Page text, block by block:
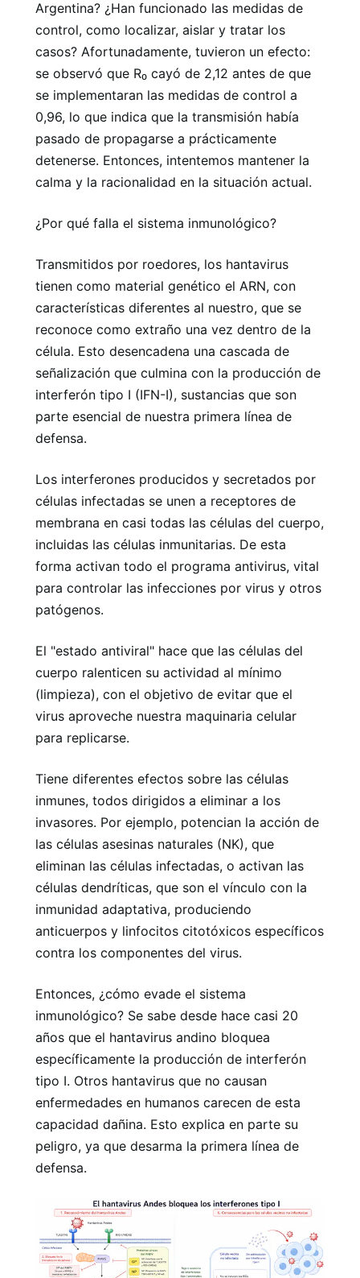
Argentina? ¿Han funcionado las medidas de
control, como localizar, aislar y tratar los
casos? Afortunadamente, tuvieron un efecto:
se observó que R₀ cayó de 2,12 antes de que
se implementaran las medidas de control a
0,96, lo que indica que la transmisión había
pasado de propagarse a prácticamente
detenerse. Entonces, intentemos mantener la
calma y la racionalidad en la situación actual.
¿Por qué falla el sistema inmunológico?
Transmitidos por roedores, los hantavirus
tienen como material genético el ARN, con
características diferentes al nuestro, que se
reconoce como extraño una vez dentro de la
célula. Esto desencadena una cascada de
señalización que culmina con la producción de
interferón tipo I (IFN-I), sustancias que son
parte esencial de nuestra primera línea de
defensa.
Los interferones producidos y secretados por
células infectadas se unen a receptores de
membrana en casi todas las células del cuerpo,
incluidas las células inmunitarias. De esta
forma activan todo el programa antivirus, vital
para controlar las infecciones por virus y otros
patógenos.
El "estado antiviral" hace que las células del
cuerpo ralenticen su actividad al mínimo
(limpieza), con el objetivo de evitar que el
virus aproveche nuestra maquinaria celular
para replicarse.
Tiene diferentes efectos sobre las células
inmunes, todos dirigidos a eliminar a los
invasores. Por ejemplo, potencian la acción de
las células asesinas naturales (NK), que
eliminan las células infectadas, o activan las
células dendríticas, que son el vínculo con la
inmunidad adaptativa, produciendo
anticuerpos y linfocitos citotóxicos específicos
contra los componentes del virus.
Entonces, ¿cómo evade el sistema
inmunológico? Se sabe desde hace casi 20
años que el hantavirus andino bloquea
específicamente la producción de interferón
tipo I. Otros hantavirus que no causan
enfermedades en humanos carecen de esta
capacidad dañina. Esto explica en parte su
peligro, ya que desarma la primera línea de
defensa.